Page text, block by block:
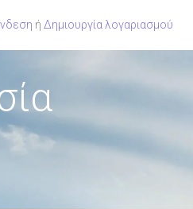
ή Δημιουργία λογαριασμού